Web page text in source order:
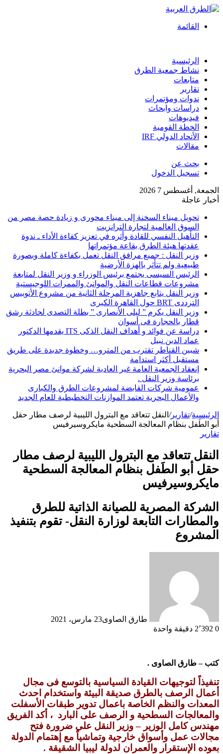
القائمة
الرئيسية
نشاط جمعية الطرق
متابعات
تقارير
ندوات ومؤتمرات
دراسات وابحاث
فيديوهات
الخطة القومية
الأتحاد الدولي IRF
مقالات
بحث عن
تسجيل الدخول
الجمعة, أغسطس 7 2026
أخبار عاجلة
تحويل ميناء السخنة إلى ميناء محورى و زيادة حصة مصر من
السوق العالمية لتجارة الترانزيت
التأهيل النفسي للقادة وأثره في تعزيز كفاءة الأداء ـ ندوة
عقدتها هيئة الطرق بقاعة مؤتمراتها
وزير النقل : جميع مرافق النقل تعمل بكفاءة كاملة وبصورة
طبيعية ولم تتأثر بالهزة الأرضية
الرئيس السيسى يجتمع برئيس الوزراء و وزير النقل لمتابعة
مشروعات قطاعات النقل والموانئ والممرات اللوجيستية
وزير النقل يتابع جاهزية المرحلة الثانية من مشروع الأتوبيس
الترددى BRT حول القاهرة الكبرى
وزير النقل يكرم ” ليلى الأنصارى ” بطلة التصدى لحادثة رشق
قطار بالحجارة فى أسوان
دراسة عن فوائد و أهداف النقل الذكى ITS يقدمها الدكتور
عماد الدين نبيل
شبين القناطر تقترب من المترو… وخطوة جديدة على طريق
مستقبل أكثر استدامة
إنعقاد الجمعية العامة غير العادية لشركة موانئ مصر البحرية
برئاسة وزير النقل .
عمومية شركات القابضة لمشروعات الطرق والكبارى
والأعمال البحرية تعتمد الموازنات التخطيطية للعام الجديد
الرئيسية/تقارير/ النقل تتعاقد مع البترول الليبية لرصف مطار حقل
أبو الطَفل بنظام المعالجة السطحية مايكروسيرفيس
تقارير
النقل تتعاقد مع البترول الليبية لرصف مطار
حقل أبو الطَفل بنظام المعالجة السطحية
مايكروسيرفيس
الشركة المصرية للصيانة الذاتية للطرق
والمطارات التابعة لوزارة النقل- تقوم بتنفيذ
المشروع
طارق الصاوى23 مارس، 2021
0
دقيقة واحدة
كتب – طارق الصاوى .
تنفيذاً لتوجيهات القيادة السياسية بالتوسع فى مجال
أعمال الرصف بالطرق صديقة البيئة واستخدام احدث
المعدات والنظم الخاصة باعمال تدوير طبقات الأسفلت
والمعالجات السطحية و الرصف على البارد ، أكد الفريق
مهندس كامل الوزير – وزير النقل على ضرورة فتح
مجالات عمل وأسواق خارجية وتماشياً مع إهتمام الدولة
بعوده الإستقرار والعمران لدولة ليبيا الشقيقة .